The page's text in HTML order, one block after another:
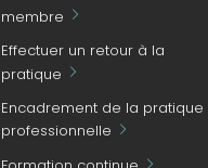
membre
Effectuer un retour à la
pratique
Encadrement de la pratique
professionnelle